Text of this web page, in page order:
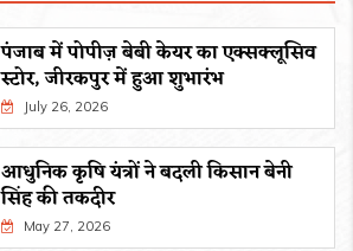
पंजाब में पोपीज़ बेबी केयर का एक्सक्लूसिव
स्टोर, जीरकपुर में हुआ शुभारंभ
July 26, 2026
आधुनिक कृषि यंत्रों ने बदली किसान बेनी
सिंह की तकदीर
May 27, 2026